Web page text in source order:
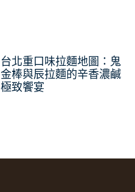
台北重口味拉麵地圖：鬼
金棒與辰拉麵的辛香濃鹹
極致饗宴